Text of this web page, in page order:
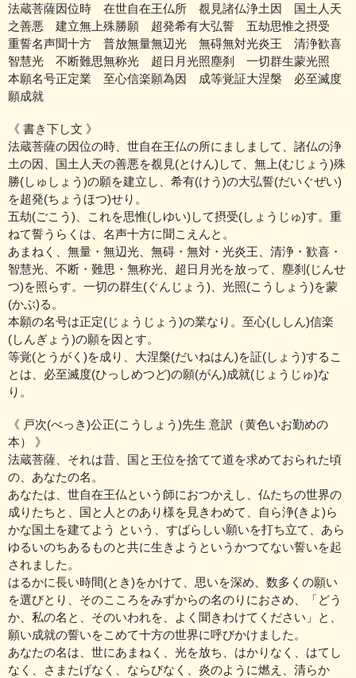
法蔵菩薩因位時 在世自在王仏所 覩見諸仏浄土因 国土人天
之善悪 建立無上殊勝願 超発希有大弘誓 五劫思惟之摂受
重誓名声聞十方 普放無量無辺光 無碍無対光炎王 清浄歓喜
智慧光 不断難思無称光 超日月光照塵刹 一切群生蒙光照
本願名号正定業 至心信楽願為因 成等覚証大涅槃 必至滅度
願成就
《 書き下し文 》
法蔵菩薩の因位の時、世自在王仏の所にましまして、諸仏の浄
土の因、国土人天の善悪を覩見(とけん)して、無上(むじょう)殊
勝(しゅしょう)の願を建立し、希有(けう)の大弘誓(だいぐぜい)
を超発(ちょうほつ)せり。
五劫(ごこう)、これを思惟(しゆい)して摂受(しょうじゅ)す。重
ねて誓うらくは、名声十方に聞こえんと。
あまねく、無量・無辺光、無碍・無対・光炎王、清浄・歓喜・
智慧光、不断・難思・無称光、超日月光を放って、塵刹(じんせ
つ)を照らす。一切の群生(ぐんじょう)、光照(こうしょう)を蒙
(かぶ)る。
本願の名号は正定(じょうじょう)の業なり。至心(ししん)信楽
(しんぎょう)の願を因とす。
等覚(とうがく)を成り、大涅槃(だいねはん)を証(しょう)するこ
とは、必至滅度(ひっしめつど)の願(がん)成就(じょうじゅ)な
り。
《 戸次(べっき)公正(こうしょう)先生 意訳（黄色いお勤めの
本） 》
法蔵菩薩、それは昔、国と王位を捨てて道を求めておられた頃
の、あなたの名。
あなたは、世自在王仏という師におつかえし、仏たちの世界の
成りたちと、国と人とのあり様を見きわめて、自ら浄(きよ)ら
かな国土を建てよう という、すばらしい願いを打ち立て、あら
ゆるいのちあるものと共に生きようというかつてない誓いを起
されました。
はるかに長い時間(とき)をかけて、思いを深め、数多くの願い
を選びとり、そのこころをみずからの名のりにおさめ、「どう
か、私の名と、そのいわれを、よく聞きわけてください」と、
願い成就の誓いをこめて十方の世界に呼びかけました。
あなたの名は、世にあまねく、光を放ち、はかりなく、はてし
なく、さまたげなく、ならびなく、炎のように燃え、清らか